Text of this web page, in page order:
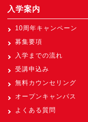
入学案内
10周年キャンペーン
募集要項
入学までの流れ
受講申込み
無料カウンセリング
オープンキャンパス
よくある質問